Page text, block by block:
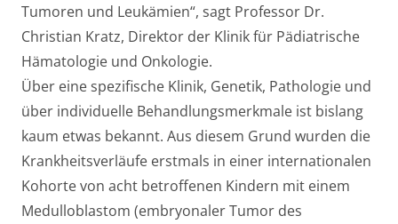
Tumoren und Leukämien“, sagt Professor Dr.
Christian Kratz, Direktor der Klinik für Pädiatrische
Hämatologie und Onkologie.
Über eine spezifische Klinik, Genetik, Pathologie und
über individuelle Behandlungsmerkmale ist bislang
kaum etwas bekannt. Aus diesem Grund wurden die
Krankheitsverläufe erstmals in einer internationalen
Kohorte von acht betroffenen Kindern mit einem
Medulloblastom (embryonaler Tumor des